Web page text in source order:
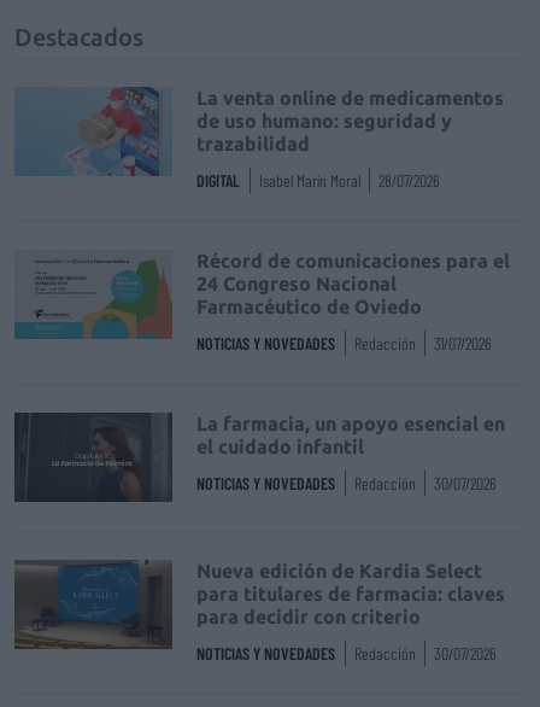
Destacados
La venta online de medicamentos
de uso humano: seguridad y
trazabilidad
DIGITAL Isabel Marín Moral 28/07/2026
Récord de comunicaciones para el
24 Congreso Nacional
Farmacéutico de Oviedo
NOTICIAS Y NOVEDADES Redacción 31/07/2026
La farmacia, un apoyo esencial en
el cuidado infantil
NOTICIAS Y NOVEDADES Redacción 30/07/2026
Nueva edición de Kardia Select
para titulares de farmacia: claves
para decidir con criterio
NOTICIAS Y NOVEDADES Redacción 30/07/2026